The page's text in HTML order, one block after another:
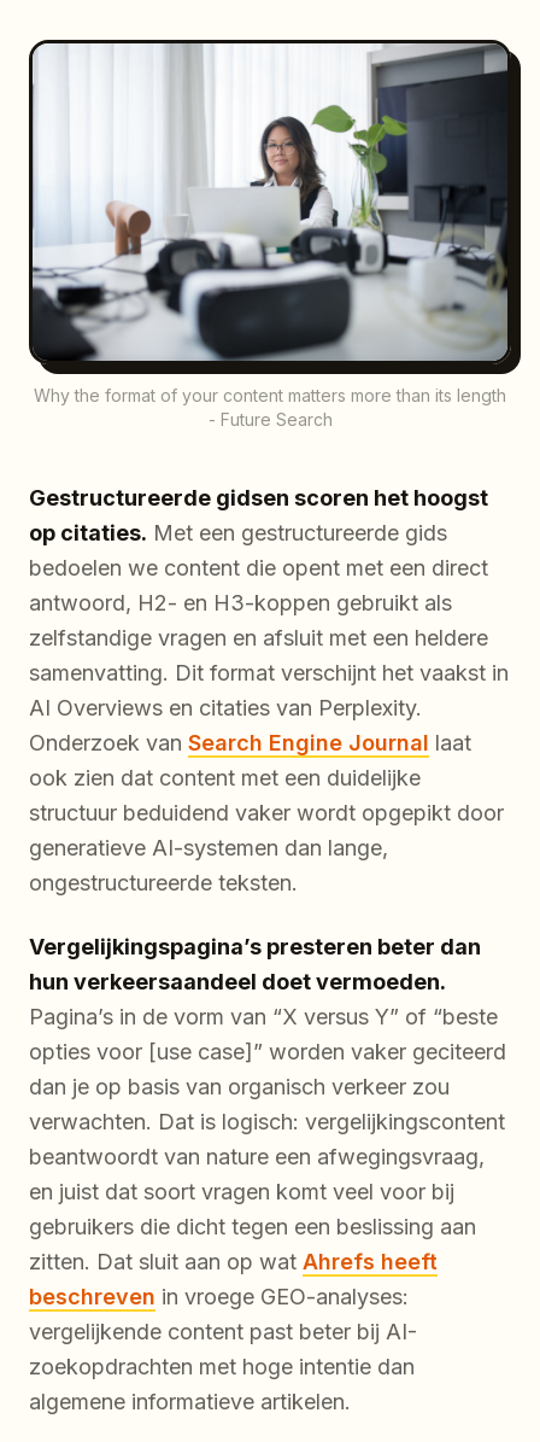
Why the format of your content matters more than its length
- Future Search
Gestructureerde gidsen scoren het hoogst
op citaties. Met een gestructureerde gids
bedoelen we content die opent met een direct
antwoord, H2- en H3-koppen gebruikt als
zelfstandige vragen en afsluit met een heldere
samenvatting. Dit format verschijnt het vaakst in
AI Overviews en citaties van Perplexity.
Onderzoek van Search Engine Journal laat
ook zien dat content met een duidelijke
structuur beduidend vaker wordt opgepikt door
generatieve AI-systemen dan lange,
ongestructureerde teksten.
Vergelijkingspagina’s presteren beter dan
hun verkeersaandeel doet vermoeden.
Pagina’s in de vorm van “X versus Y” of “beste
opties voor [use case]” worden vaker geciteerd
dan je op basis van organisch verkeer zou
verwachten. Dat is logisch: vergelijkingscontent
beantwoordt van nature een afwegingsvraag,
en juist dat soort vragen komt veel voor bij
gebruikers die dicht tegen een beslissing aan
zitten. Dat sluit aan op wat Ahrefs heeft
beschreven in vroege GEO-analyses:
vergelijkende content past beter bij AI-
zoekopdrachten met hoge intentie dan
algemene informatieve artikelen.